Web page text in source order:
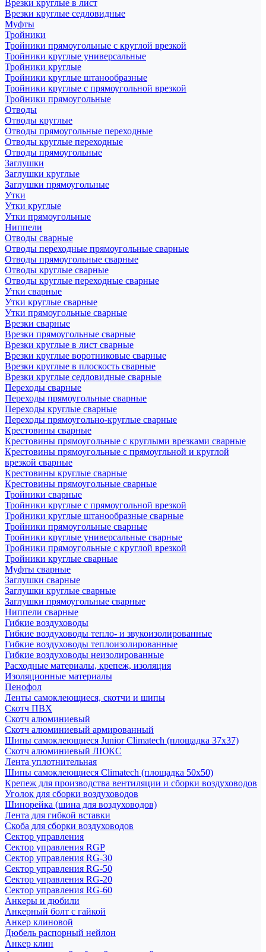
Врезки круглые в лист
Врезки круглые седловидные
Муфты
Тройники
Тройники прямоугольные с круглой врезкой
Тройники круглые универсальные
Тройники круглые
Тройники круглые штанообразные
Тройники круглые с прямоугольной врезкой
Тройники прямоугольные
Отводы
Отводы круглые
Отводы прямоугольные переходные
Отводы круглые переходные
Отводы прямоугольные
Заглушки
Заглушки круглые
Заглушки прямоугольные
Утки
Утки круглые
Утки прямоугольные
Ниппели
Отводы сварные
Отводы переходные прямоугольные сварные
Отводы прямоугольные сварные
Отводы круглые сварные
Отводы круглые переходные сварные
Утки сварные
Утки круглые сварные
Утки прямоугольные сварные
Врезки сварные
Врезки прямоугольные сварные
Врезки круглые в лист сварные
Врезки круглые воротниковые сварные
Врезки круглые в плоскость сварные
Врезки круглые седловидные сварные
Переходы сварные
Переходы прямоугольные сварные
Переходы круглые сварные
Переходы прямоугольно-круглые сварные
Крестовины сварные
Крестовины прямоугольные с круглыми врезками сварные
Крестовины прямоугольные с прямоугльной и круглой
врезкой сварные
Крестовины круглые сварные
Крестовины прямоугольные сварные
Тройники сварные
Тройники круглые с прямоугольной врезкой
Тройники круглые штанообразные сварные
Тройники прямоугольные сварные
Тройники круглые универсальные сварные
Тройники прямоугольные с круглой врезкой
Тройники круглые сварные
Муфты сварные
Заглушки сварные
Заглушки круглые сварные
Заглушки прямоугольные сварные
Ниппели сварные
Гибкие воздуховоды
Гибкие воздуховоды тепло- и звукоизолированные
Гибкие воздуховоды теплоизолированные
Гибкие воздуховоды неизолированные
Расходные материалы, крепеж, изоляция
Изоляционные материалы
Пенофол
Ленты самоклеющиеся, скотчи и шипы
Скотч ПВХ
Скотч алюминиевый
Скотч алюминиевый армированный
Шипы самоклеющиеся Junior Climatech (площадка 37х37)
Скотч алюминиевый ЛЮКС
Лента уплотнительная
Шипы самоклеющиеся Climatech (площадка 50х50)
Крепеж для производства вентиляции и сборки воздуховодов
Уголок для сборки воздуховодов
Шинорейка (шина для воздуховодов)
Лента для гибкой вставки
Скоба для сборки воздуховодов
Сектор управления
Сектор управления RGP
Сектор управления RG-30
Сектор управления RG-50
Сектор управления RG-20
Сектор управления RG-60
Анкеры и дюбили
Анкерный болт с гайкой
Анкер клиновой
Дюбель распорный нейлон
Анкер клин